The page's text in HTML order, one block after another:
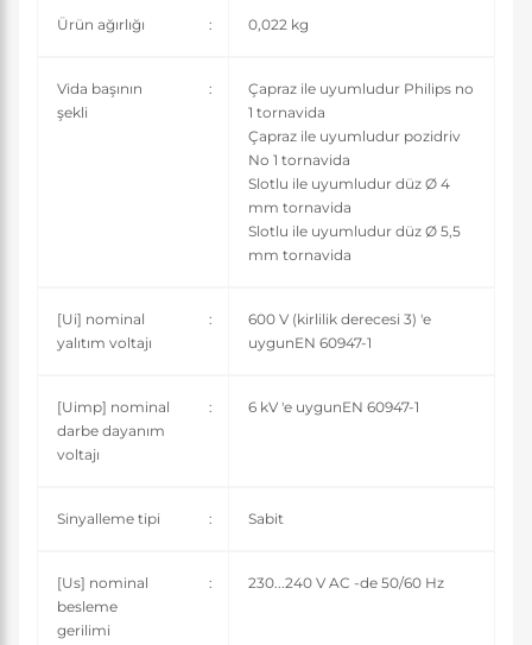
Ürün ağırlığı : 0,022 kg
Vida başının
şekli
:
Çapraz ile uyumludur Philips no
1 tornavida
Çapraz ile uyumludur pozidriv
No 1 tornavida
Slotlu ile uyumludur düz Ø 4
mm tornavida
Slotlu ile uyumludur düz Ø 5,5
mm tornavida
[Ui] nominal
yalıtım voltajı
:
600 V (kirlilik derecesi 3) 'e
uygunEN 60947-1
[Uimp] nominal
darbe dayanım
voltajı
: 6 kV 'e uygunEN 60947-1
Sinyalleme tipi : Sabit
[Us] nominal
besleme
gerilimi
: 230...240 V AC -de 50/60 Hz